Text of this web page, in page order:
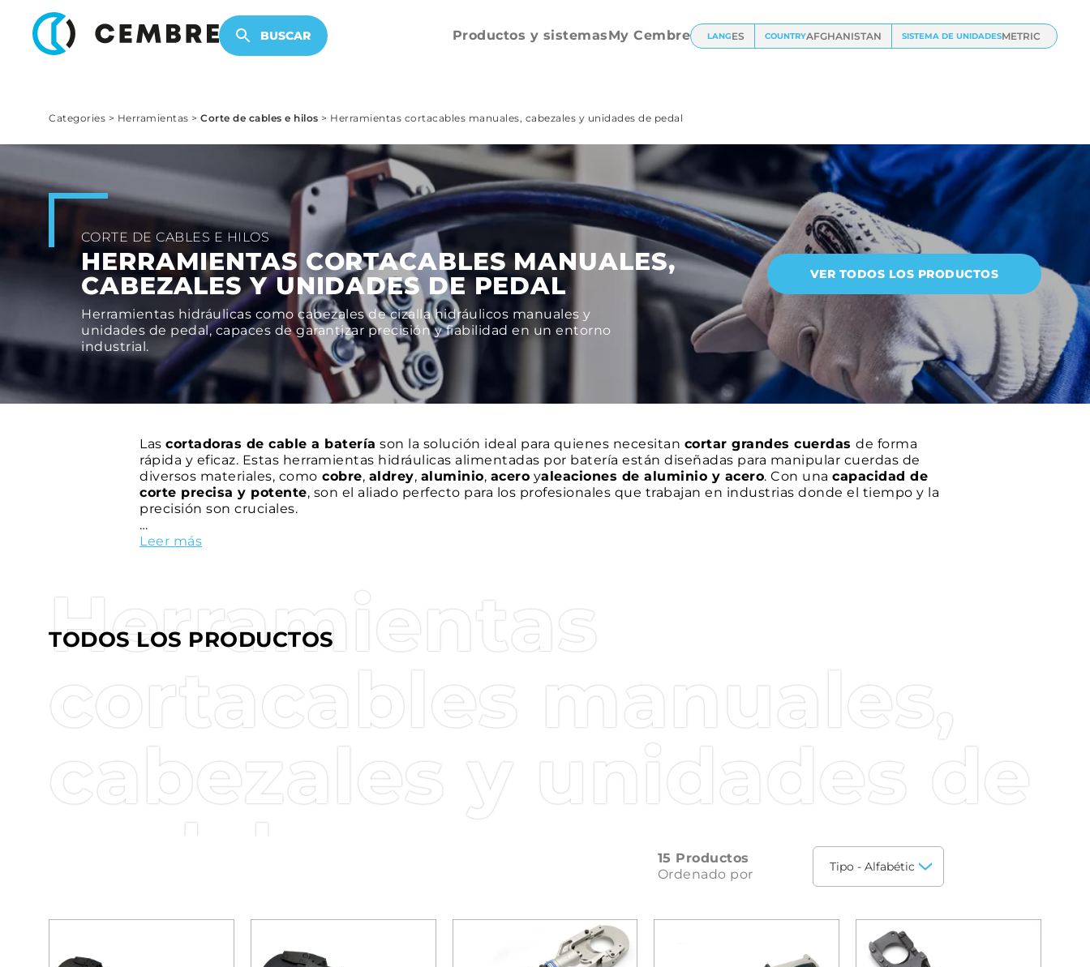
BUSCAR Productos y sistemasMy Cembre LANGES COUNTRYAFGHANISTAN SISTEMA DE UNIDADESMETRIC
Tronzaruercas
PRODUCTOS ELECTRÓNICOS
Categories > Herramientas > Corte de cables e hilos > Herramientas cortacables manuales, cabezales y unidades de pedal
CORTE DE CABLES E HILOS
HERRAMIENTAS CORTACABLES MANUALES,
CABEZALES Y UNIDADES DE PEDAL
Herramientas hidráulicas como cabezales de cizalla hidráulicos manuales y
unidades de pedal, capaces de garantizar precisión y fiabilidad en un entorno
industrial.
VER TODOS LOS PRODUCTOS
Las cortadoras de cable a batería son la solución ideal para quienes necesitan cortar grandes cuerdas de forma
rápida y eficaz. Estas herramientas hidráulicas alimentadas por batería están diseñadas para manipular cuerdas de
diversos materiales, como cobre, aldrey, aluminio, acero yaleaciones de aluminio y acero. Con una capacidad de
corte precisa y potente, son el aliado perfecto para los profesionales que trabajan en industrias donde el tiempo y la
precisión son cruciales.
Lascortadoras sin cable
, que son más ligeras y maniobrables, y en
compactos para hacer frente a todos los requisitos operativos.
Tecnología avanzada: integradas con una pantalla OLEDque permite controlar los parámetros en tiempo real, estas
cortadoras ofrecen un
soporte digital sin precedentes. Gracias al
pueden registrarse y descargarse, lo que garantiza una gestión óptima de las operaciones y un mantenimiento más
sencillo.
Seguridad integrada : todas las cortadoras a batería están equipadas conavanzados sistemas de seguridad
Rendimiento y fiabilidad excepcionales
Las
cortadoras de pernos a batería
no sólo ofrecen una capacidad de corte excepcional, sino que también están
diseñadas para durar. Cada herramienta está equipada con unabatería recargablede cómoda conexión, que
facilidad de uso incluso en entornos de trabajo exigentes. Además, gracias a la
tecnología hidráulica
Leer más
TODOS LOS PRODUCTOS
Herramientas
cortacables manuales,
cabezales y unidades de
pedal
15 Productos
Ordenado por